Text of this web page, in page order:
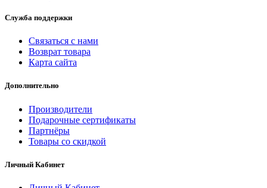
Служба поддержки
Связаться с нами
Возврат товара
Карта сайта
Дополнительно
Производители
Подарочные сертификаты
Партнёры
Товары со скидкой
Личный Кабинет